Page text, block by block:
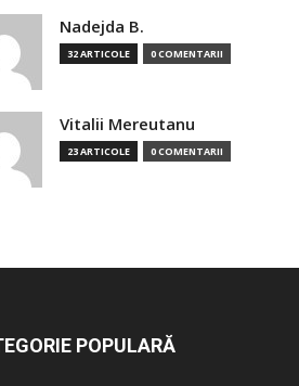
Nadejda B.
32 ARTICOLE 0 COMENTARII
Vitalii Mereutanu
23 ARTICOLE 0 COMENTARII
POPULARĂ